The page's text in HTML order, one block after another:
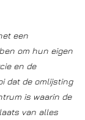
een
om hun eigen
en de
dat de omlijsting
is waarin de
van alles